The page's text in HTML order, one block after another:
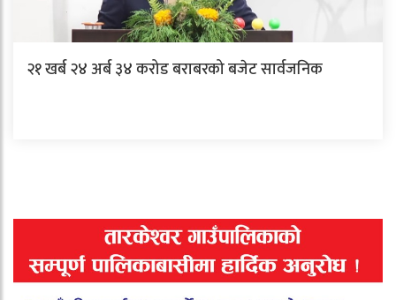
२१ खर्ब २४ अर्ब ३४ करोड बराबरको बजेट सार्वजनिक